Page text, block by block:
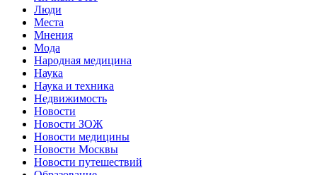
Люди
Места
Мнения
Мода
Народная медицина
Наука
Наука и техника
Недвижимость
Новости
Новости ЗОЖ
Новости медицины
Новости Москвы
Новости путешествий